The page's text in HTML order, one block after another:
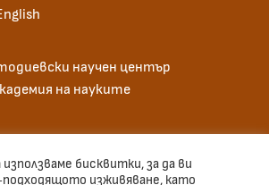
научен център
на науките
бисквитки, за да ви
изживяване, като